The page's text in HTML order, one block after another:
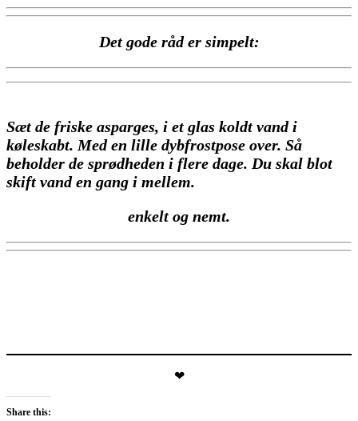
Det gode råd er simpelt:
Sæt de friske asparges, i et glas koldt vand i
køleskabt. Med en lille dybfrostpose over. Så
beholder de sprødheden i flere dage. Du skal blot
skift vand en gang i mellem.
enkelt og nemt.
❤
Share this: